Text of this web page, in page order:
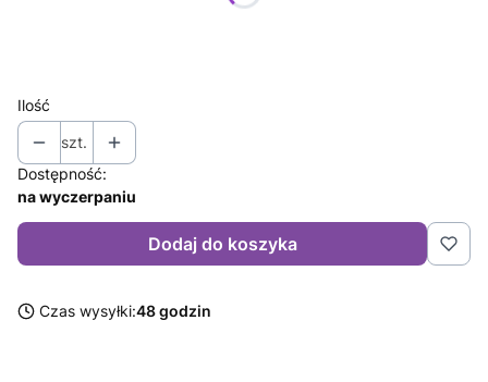
Ilość
szt.
Dostępność:
na wyczerpaniu
Dodaj do koszyka
Czas wysyłki:48 godzin